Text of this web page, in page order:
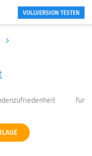
VOLLVERSION TESTEN
für